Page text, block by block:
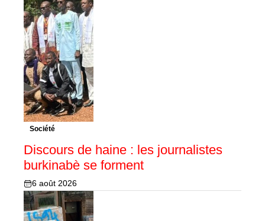
Société
Discours de haine : les journalistes
burkinabè se forment
6 août 2026